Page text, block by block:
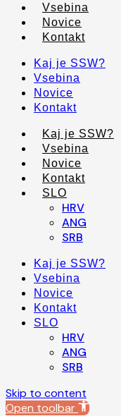
Vsebina
Novice
Kontakt
Kaj je SSW?
Vsebina
Novice
Kontakt
Kaj je SSW?
Vsebina
Novice
Kontakt
SLO
HRV
ANG
SRB
Kaj je SSW?
Vsebina
Novice
Kontakt
SLO
HRV
ANG
SRB
Skip to content
Open toolbar